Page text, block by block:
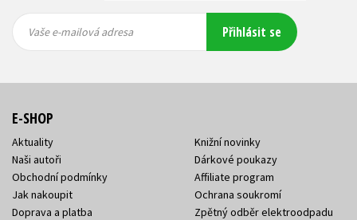
mailová
mailová
Vaše e-mailová adresa Přihlásit se
E-SHOP
Aktuality
Naši autoři
Obchodní podmínky
Jak nakoupit
Doprava a platba
Knižní novinky
Dárkové poukazy
Affiliate program
Ochrana soukromí
Zpětný odběr elektroodpadu